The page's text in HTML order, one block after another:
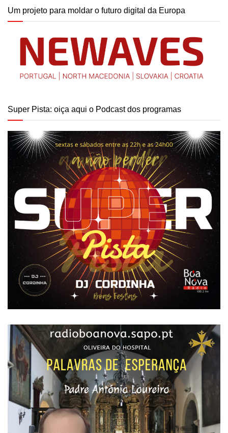
Um projeto para moldar o futuro digital da Europa
Super Pista: oiça aqui o Podcast dos programas